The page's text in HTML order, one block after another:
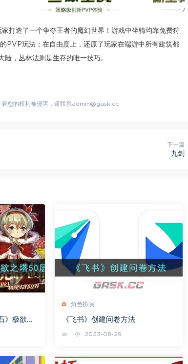
打造了一个争夺王者的魔幻世界！游戏中坐骑均靠免费狩
PVP玩法；在自由度上，还原了玩家在端游中所有建筑都
，丛林法则是生存的唯一技巧。
若您的权利被侵害，请联系admin@gask.cc
下一篇
九剑
》极欲之
角色扮演
《飞书》创建问卷方法
2023-08-29